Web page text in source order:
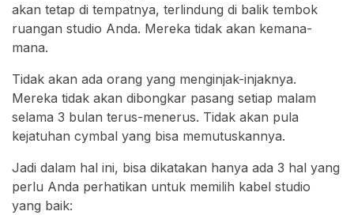
akan tetap di tempatnya, terlindung di balik tembok
ruangan studio Anda. Mereka tidak akan kemana-
mana.
Tidak akan ada orang yang menginjak-injaknya.
Mereka tidak akan dibongkar pasang setiap malam
selama 3 bulan terus-menerus. Tidak akan pula
kejatuhan cymbal yang bisa memutuskannya.
Jadi dalam hal ini, bisa dikatakan hanya ada 3 hal yang
perlu Anda perhatikan untuk memilih kabel studio
yang baik: